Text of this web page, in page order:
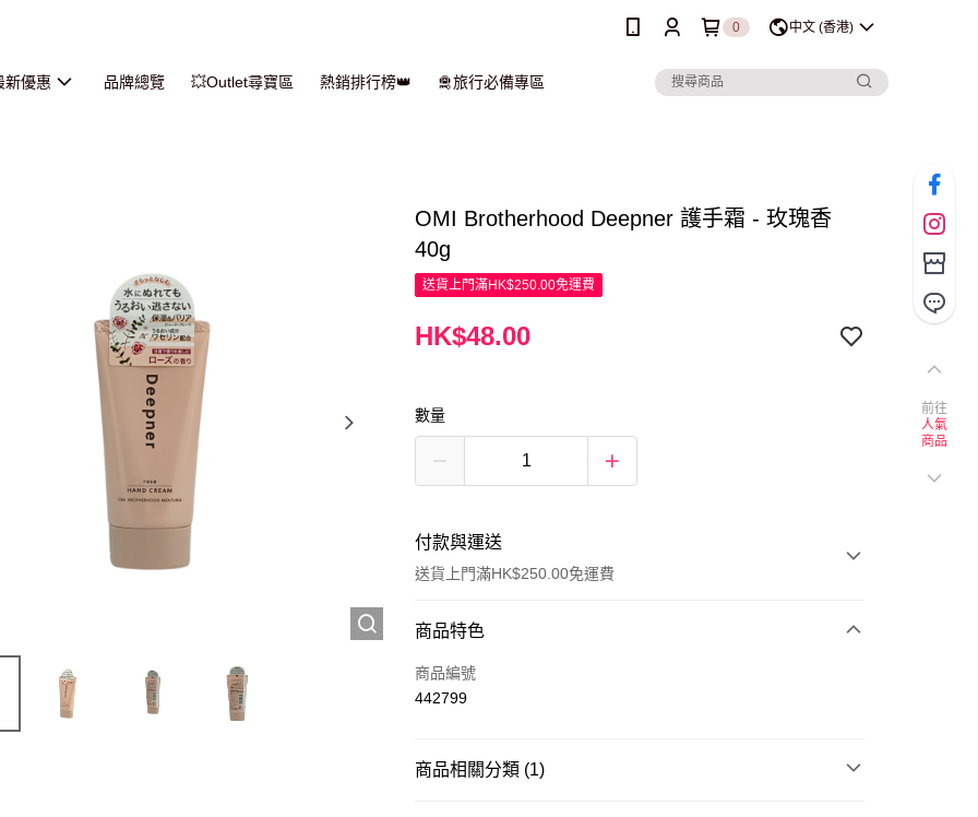
0 中文 (香港)
新優惠 品牌總覽 💥Outlet尋寶區 熱銷排行榜👑 🛅旅行必備專區
OMI Brotherhood Deepner 護手霜 - 玫瑰香
40g
送貨上門滿HK$250.00免運費
HK$48.00
數量
付款與運送
送貨上門滿HK$250.00免運費
付款方式
信用卡
商品特色
商品編號
442799
商品相關分類 (1)
前往
人氣
商品